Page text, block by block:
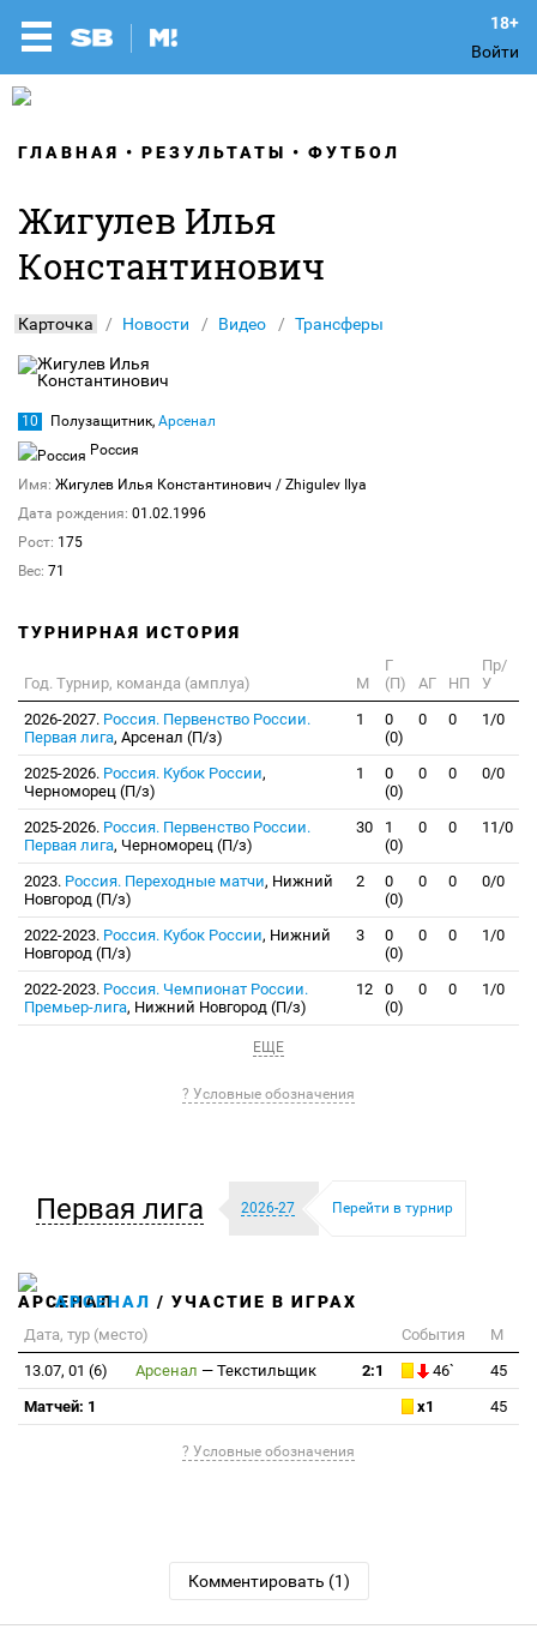
Войти
ГЛАВНАЯ РЕЗУЛЬТАТЫ ФУТБОЛ
Жигулев Илья
Константинович
Карточка Новости Видео Трансферы
10 Полузащитник, Арсенал
Россия
Имя: Жигулев Илья Константинович / Zhigulev Ilya
Дата рождения: 01.02.1996
Рост: 175
Вес: 71
ТУРНИРНАЯ ИСТОРИЯ
Год. Турнир, команда (амплуа) М
Г
(П)
АГ НП
Пр/
У
2026-2027. Россия. Первенство России.
Первая лига, Арсенал (П/з)
1
0
(0)
0 0 1/0
2025-2026. Россия. Кубок России,
Черноморец (П/з)
1
0
(0)
0 0 0/0
2025-2026. Россия. Первенство России.
Первая лига, Черноморец (П/з)
30
1
(0)
0 0 11/0
2023. Россия. Переходные матчи, Нижний
Новгород (П/з)
2
0
(0)
0 0 0/0
2022-2023. Россия. Кубок России, Нижний
Новгород (П/з)
3
0
(0)
0 0 1/0
2022-2023. Россия. Чемпионат России.
Премьер-лига, Нижний Новгород (П/з)
12
0
(0)
0 0 1/0
ЕЩЕ
? Условные обозначения
Первая лига 2026-27 Перейти в турнир
АРСЕНАЛ / УЧАСТИЕ В ИГРАХ
Дата, тур (место) События
М
13.07, 01 (6)
Арсенал — Текстильщик 2:1 46`
45
Матчей: 1
x1 45
? Условные обозначения
Комментировать (1)